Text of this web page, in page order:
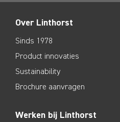
Over Linthorst
Sinds 1978
Product innovaties
Sustainability
Brochure aanvragen
Werken bij Linthorst